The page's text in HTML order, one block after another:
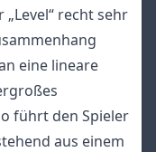
recht sehr
eine lineare
führt den Spieler
aus einem